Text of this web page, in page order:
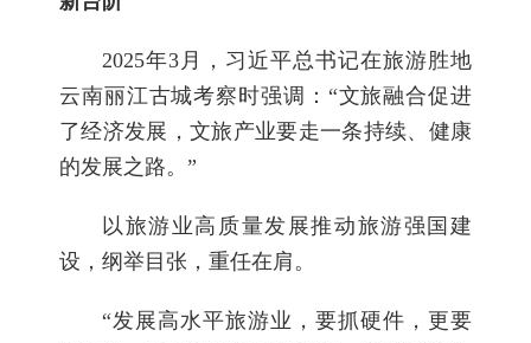
2025年3月，习近平总书记在旅游胜地
云南丽江古城考察时强调：“文旅融合促进
了经济发展，文旅产业要走一条持续、健康
的发展之路。”
以旅游业高质量发展推动旅游强国建
设，纲举目张，重任在肩。
“发展高水平旅游业，要抓硬件，更要